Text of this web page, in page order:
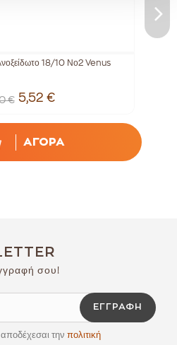
18/10 Νο2 Venus
€ 5,52 €
ΑΓΟΡΑ
σου!
ΕΓΓΡΑΦΉ
την πολιτική